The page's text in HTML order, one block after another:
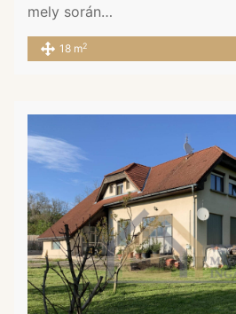
mely során…
18 m2